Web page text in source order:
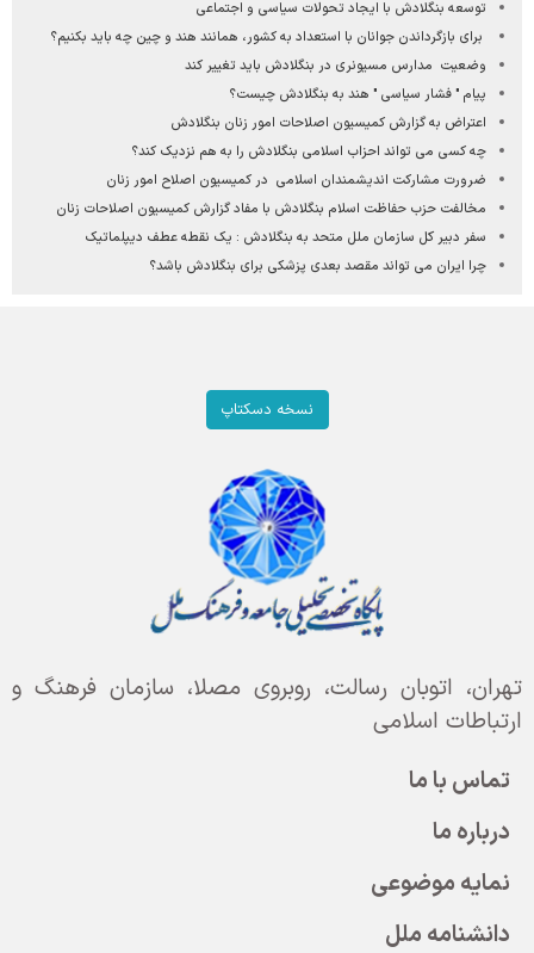
توسعه بنگلادش با ایجاد تحولات سیاسی و اجتماعی
برای بازگرداندن جوانان با استعداد به کشور، همانند هند و چین چه باید بکنیم؟
وضعیت مدارس مسیونری در بنگلادش باید تغییر کند
پیام " فشار سیاسی " هند به بنگلادش چیست؟
اعتراض به گزارش کمیسیون اصلاحات امور زنان بنگلادش
چه کسی می تواند احزاب اسلامی بنگلادش را به هم نزدیک کند؟
ضرورت مشارکت اندیشمندان اسلامی در کمیسیون اصلاح امور زنان
مخالفت حزب حفاظت اسلام بنگلادش با مفاد گزارش کمیسیون اصلاحات زنان
سفر دبیر کل سازمان ملل متحد به بنگلادش : یک نقطه عطف دیپلماتیک
چرا ایران می تواند مقصد بعدی پزشکی برای بنگلادش باشد؟
نسخه دسکتاپ
تهران، اتوبان رسالت، روبروی مصلا، سازمان فرهنگ و
ارتباطات اسلامی
تماس با ما
درباره ما
نمایه موضوعی
دانشنامه ملل